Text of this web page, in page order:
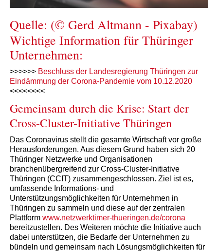
Quelle: (© Gerd Altmann - Pixabay)
Wichtige Information für Thüringer
Unternehmen:
>>>>>> Beschluss der Landesregierung Thüringen zur
Eindämmung der Corona-Pandemie vom 10.12.2020
<<<<<<<<
Gemeinsam durch die Krise: Start der
Cross-Cluster-Initiative Thüringen
Das Coronavirus stellt die gesamte Wirtschaft vor große
Herausforderungen. Aus diesem Grund haben sich 20
Thüringer Netzwerke und Organisationen
branchenübergreifend zur Cross-Cluster-Initiative
Thüringen (CCIT) zusammengeschlossen. Ziel ist es,
umfassende Informations- und
Unterstützungsmöglichkeiten für Unternehmen in
Thüringen zu sammeln und diese auf der zentralen
Plattform www.netzwerktimer-thueringen.de/corona
bereitzustellen. Des Weiteren möchte die Initiative auch
dabei unterstützen, die Bedarfe der Unternehmen zu
bündeln und gemeinsam nach Lösungsmöglichkeiten für